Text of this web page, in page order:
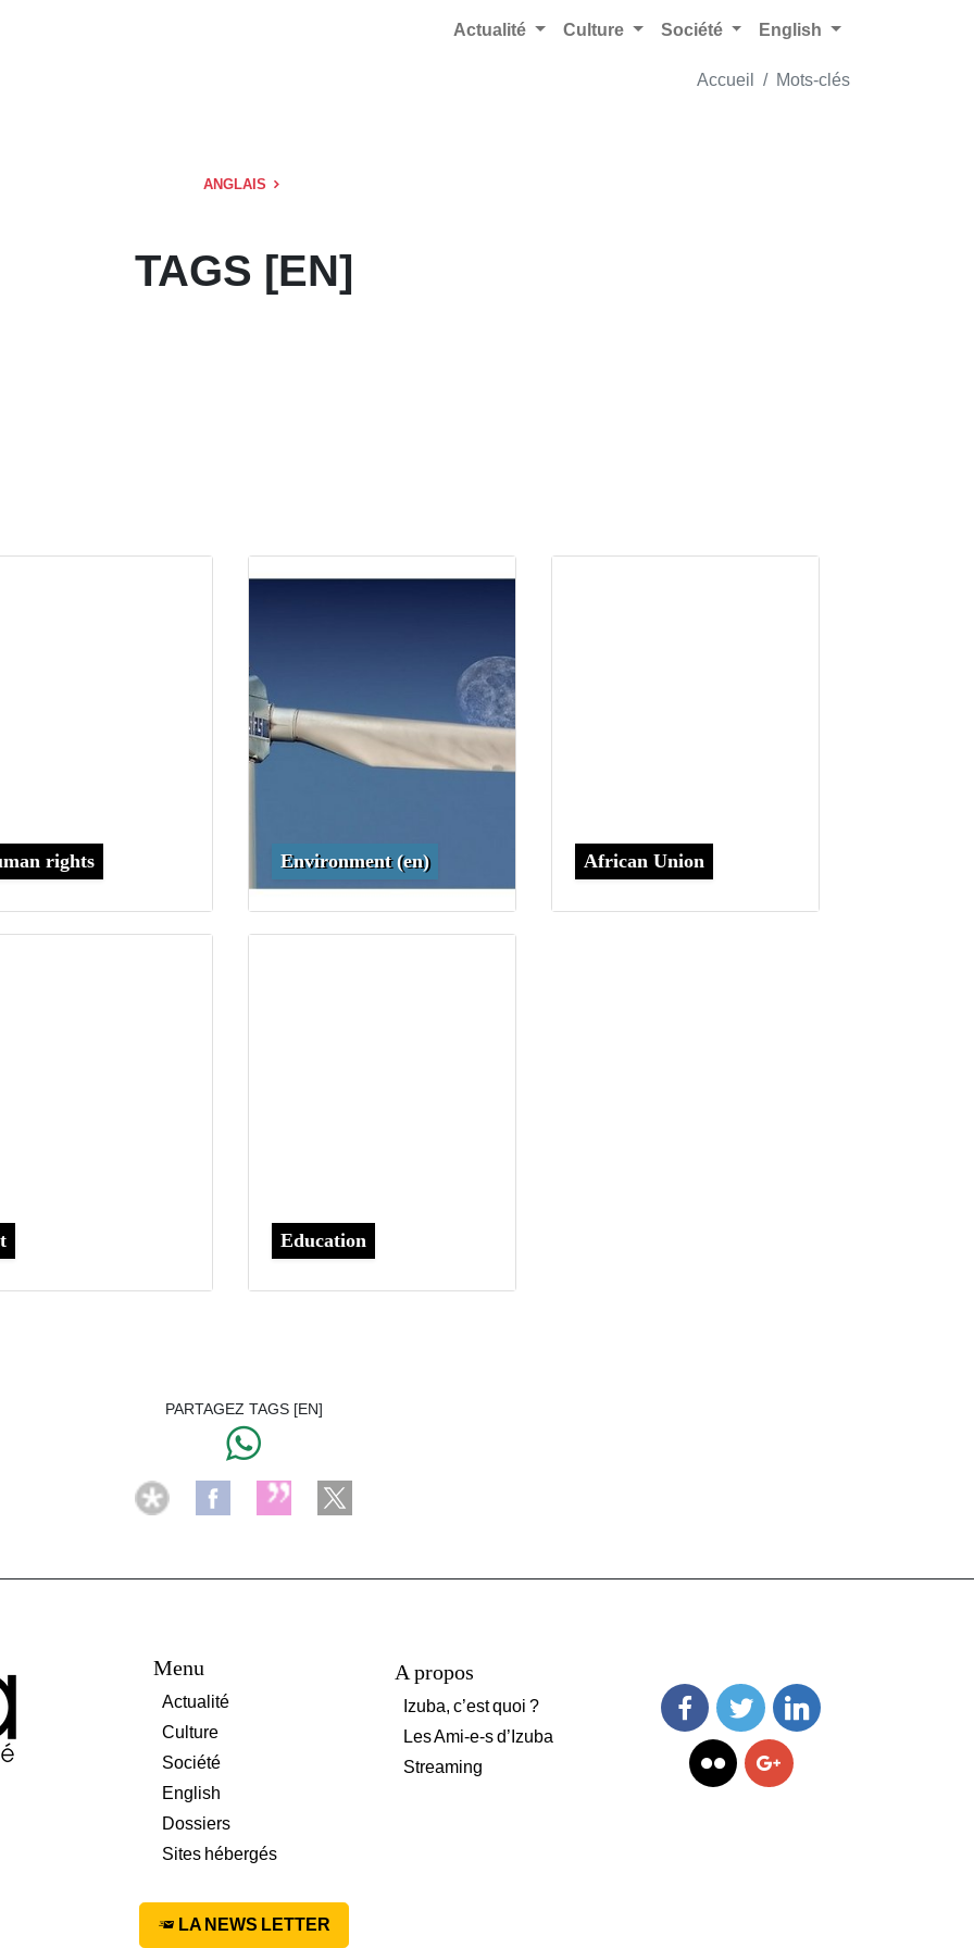
Actualité Culture Société English
Accueil Mots-clés
ANGLAIS
TAGS [EN]
rights Environment (en) African Union
Education
PARTAGEZ TAGS [EN]
Menu
Actualité
Culture
Société
English
Dossiers
Sites hébergés
A propos
Izuba, c’est quoi ?
Les Ami-e-s d’Izuba
Streaming
FacebookTwitter
LA NEWS LETTER